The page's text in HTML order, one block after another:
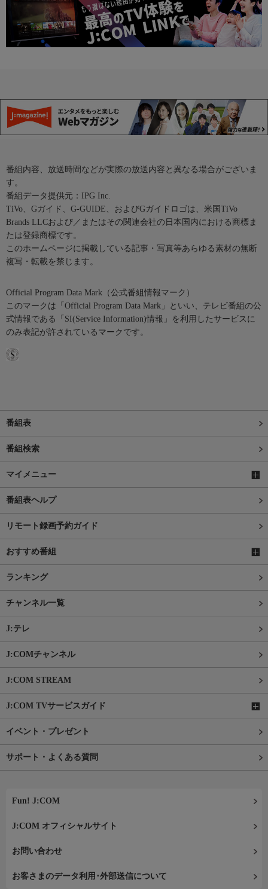
番組内容、放送時間などが実際の放送内容と異なる場合がございま
す。
番組データ提供元：IPG Inc.
TiVo、Gガイド、G-GUIDE、およびGガイドロゴは、米国TiVo
Brands LLCおよび／またはその関連会社の日本国内における商標ま
たは登録商標です。
このホームページに掲載している記事・写真等あらゆる素材の無断
複写・転載を禁じます。
Official Program Data Mark（公式番組情報マーク）
このマークは「Official Program Data Mark」といい、テレビ番組の公
式情報である「SI(Service Information)情報」を利用したサービスに
のみ表記が許されているマークです。
番組表
番組検索
マイメニュー
番組表ヘルプ
リモート録画予約ガイド
おすすめ番組
ランキング
チャンネル一覧
J:テレ
J:COMチャンネル
J:COM STREAM
J:COM TVサービスガイド
イベント・プレゼント
サポート・よくある質問
Fun! J:COM
J:COM オフィシャルサイト
お問い合わせ
お客さまのデータ利用･外部送信について